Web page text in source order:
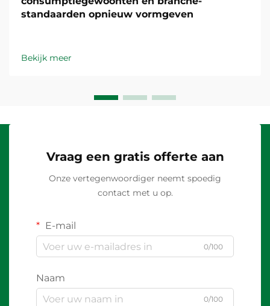
standaarden opnieuw vormgeven
Bekijk meer
Vraag een gratis offerte aan
Onze vertegenwoordiger neemt spoedig
contact met u op.
E-mail
0/100
Naam
0/100